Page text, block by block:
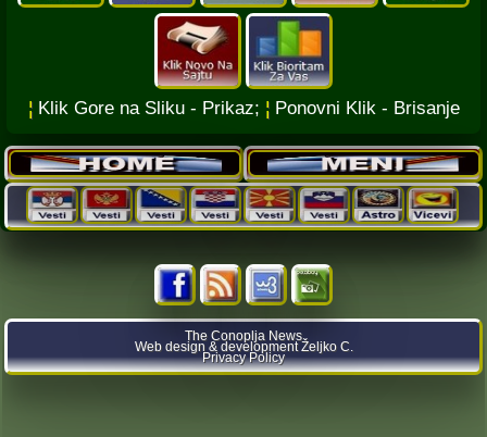
¦ Klik Gore na Sliku - Prikaz; ¦ Ponovni Klik - Brisanje